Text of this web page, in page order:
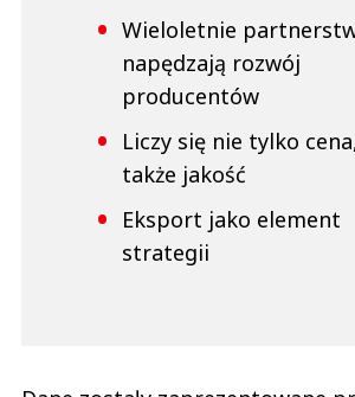
Wieloletnie
napędzają rozwój
producentów
Liczy się nie tylko
także jakość
Eksport jako element
strategii